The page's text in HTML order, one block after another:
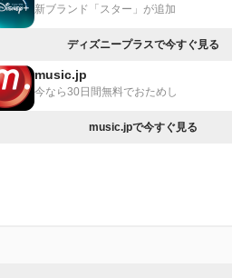
新ブランド「スター」が追加
ディズニープラスで今すぐ見る
music.jp
今なら30日間無料でおためし
music.jpで今すぐ見る